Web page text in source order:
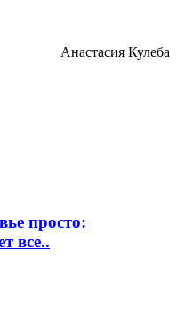
Анастасия Кулеба
просто:
все..